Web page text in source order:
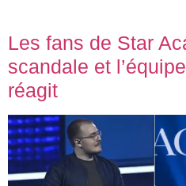
Les fans de Star
scandale et
réagit